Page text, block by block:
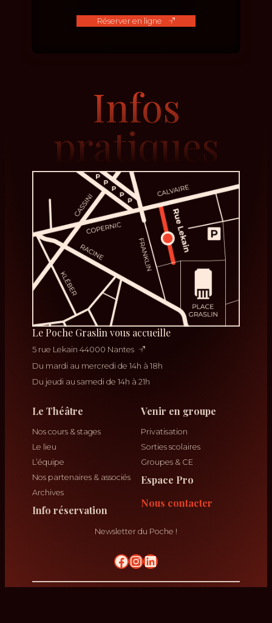
Réserver en ligne
Infos
pratiques
Le Poche Graslin vous accueille
5 rue Lekain 44000 Nantes
Du mardi au mercredi de 14h à 18h
Du jeudi au samedi de 14h à 21h
Le Théâtre
Nos cours & stages
Le lieu
L’équipe
Nos partenaires & associés
Archives
Info réservation
Venir en groupe
Privatisation
Sorties scolaires
Groupes & CE
Espace Pro
Nous contacter
Newsletter du Poche !
krikrak